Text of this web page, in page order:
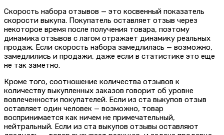
Скорость набора отзывов — это косвенный показатель
скорости выкупа. Покупатель оставляет отзыв через
некоторое время после получения товара, поэтому
динамика отзывов с лагом отражает динамику реальных
продаж. Если скорость набора замедлилась — возможно,
замедлились и продажи, даже если в статистике это еще
не так заметно.
Кроме того, соотношение количества отзывов к
количеству выкупленных заказов говорит об уровне
вовлеченности покупателей. Если из ста выкупов отзыв
оставляет один человек — возможно, товар
воспринимается как ничем не примечательный,
нейтральный. Если из ста выкупов отзывы оставляют